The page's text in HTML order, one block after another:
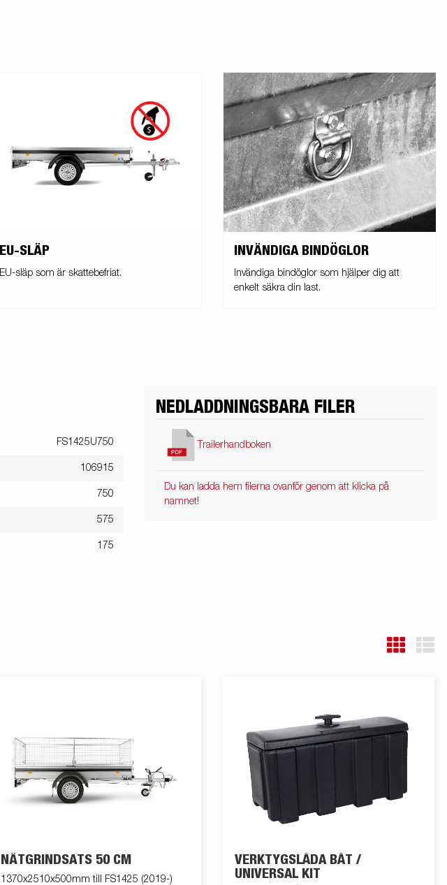
EU-SLÄP
EU-släp som är skattebefriat.
INVÄNDIGA BINDÖGLOR
Invändiga bindöglor som hjälper dig att
enkelt säkra din last.
FS1425U750
106915
750
575
175
NEDLADDNINGSBARA FILER
Trailerhandboken
Du kan ladda hem filerna ovanför genom att klicka på
namnet!
NÄTGRINDSATS 50 CM
1370x2510x500mm till FS1425 (2019-)
VERKTYGSLÅDA BÅT /
UNIVERSAL KIT